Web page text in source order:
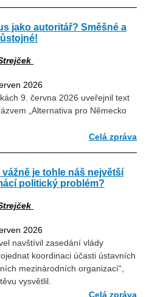
jako autoritář? Směšné a
2026
9. června 2026 uveřejnil text
„Alternativa pro Německo
Celá zpráva
je tohle náš největší
politický problém?
2026
navštívil zasedání vlády
koordinaci účasti ústavních
mezinárodních organizací“,
vysvětlil.
Celá zpráva